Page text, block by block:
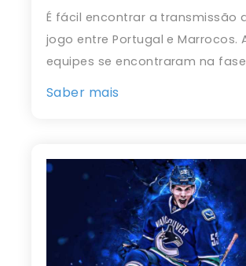
É fácil encontrar a transmissão
jogo entre Portugal e Marrocos.
equipes se encontraram na
Saber mais